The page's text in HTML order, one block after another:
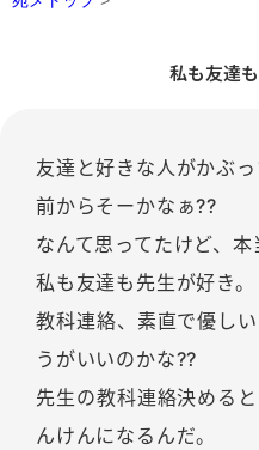
私も友達
友達と好きな人がかぶっ
前からそーかなぁ??
なんて思ってたけど、本
私も友達も先生が好き。
教科連絡、素直で優し
うがいいのかな??
先生の教科連絡決める
んけんになるんだ。